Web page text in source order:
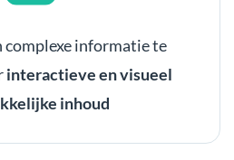
complexe informatie te
interactieve en visueel
inhoud